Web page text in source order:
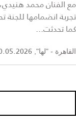
مع الفنان محمد
تجربة انضمامها للجنة
كما تحدثت...
القاهرة - "لها",